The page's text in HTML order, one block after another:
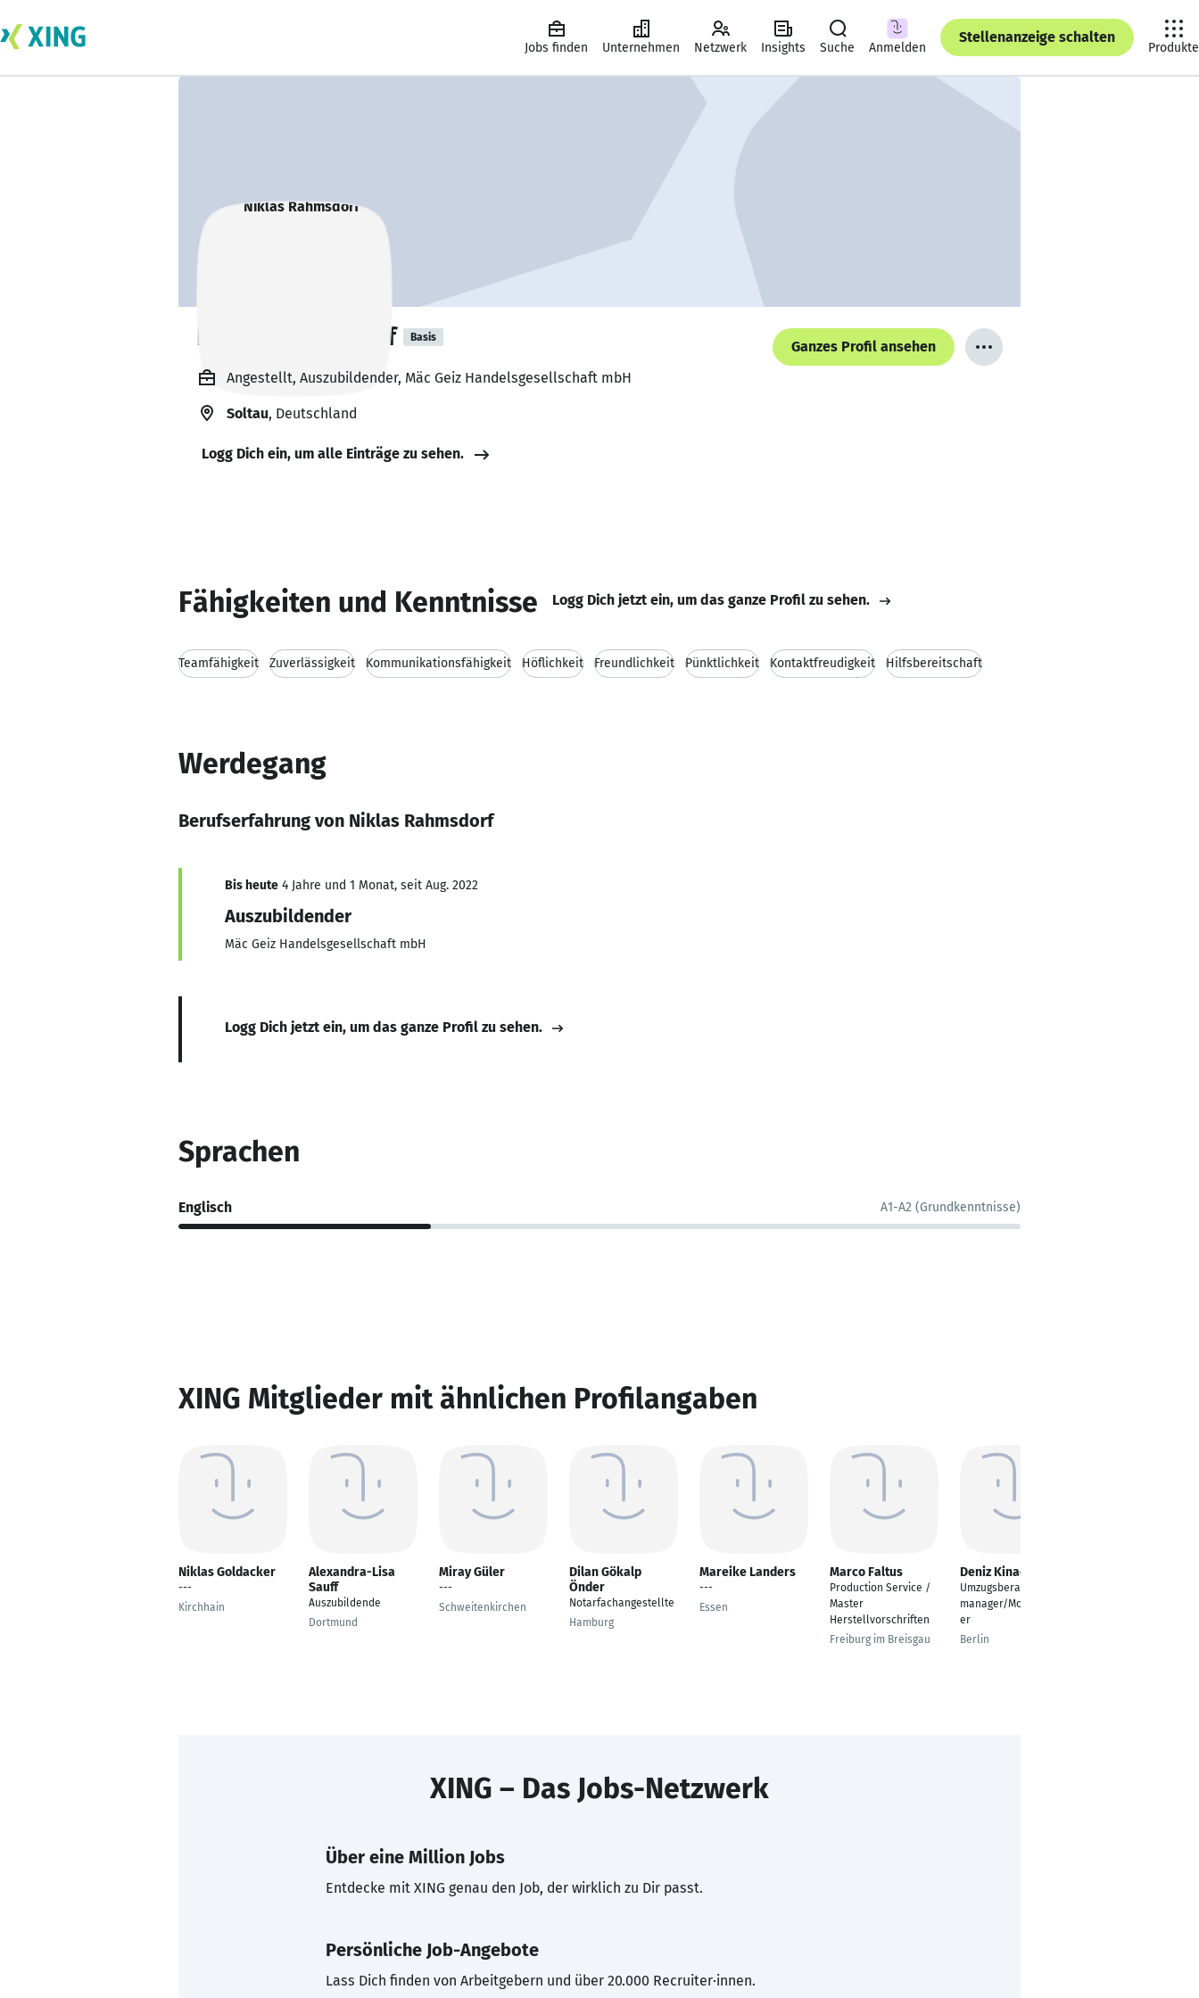
Jobs finden Unternehmen Netzwerk Insights Suche Anmelden
Stellenanzeige schalten
Produkte
Niklas Rahmsdorf Basis
Ganzes Profil ansehen
Angestellt, Auszubildender, Mäc Geiz Handelsgesellschaft mbH
Soltau, Deutschland
Logg Dich ein, um alle Einträge zu sehen.
Fähigkeiten und Kenntnisse Logg Dich jetzt ein, um das ganze Profil zu sehen.
Teamfähigkeit Zuverlässigkeit Kommunikationsfähigkeit Höflichkeit Freundlichkeit Pünktlichkeit Kontaktfreudigkeit Hilfsbereitschaft
Werdegang
Berufserfahrung von Niklas Rahmsdorf
Bis heute 4 Jahre und 1 Monat, seit Aug. 2022
Auszubildender
Mäc Geiz Handelsgesellschaft mbH
Logg Dich jetzt ein, um das ganze Profil zu sehen.
Sprachen
Englisch A1-A2 (Grundkenntnisse)
XING Mitglieder mit ähnlichen Profilangaben
Niklas Goldacker
---
Kirchhain
Alexandra-Lisa
Sauff
Auszubildende
Dortmund
Miray Güler
---
Schweitenkirchen
Dilan Gökalp
Önder
Notarfachangestellte
Hamburg
Mareike Landers
---
Essen
Marco Faltus
Production Service /
Master
Herstellvorschriften
Freiburg im Breisgau
Deniz Kinaci
Umzugsberater/Sales
manager/Movemanag
er
Berlin
XING – Das Jobs-Netzwerk
Über eine Million Jobs
Entdecke mit XING genau den Job, der wirklich zu Dir passt.
Persönliche Job-Angebote
Lass Dich finden von Arbeitgebern und über 20.000 Recruiter·innen.